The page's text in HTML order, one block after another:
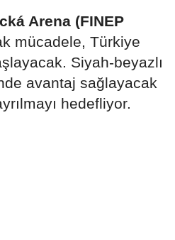
Arena (FINEP
mücadele, Türkiye
Siyah-beyazlı
avantaj sağlayacak
hedefliyor.